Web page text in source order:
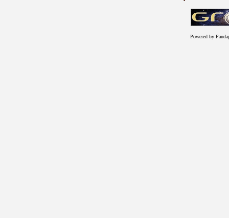
Powered by